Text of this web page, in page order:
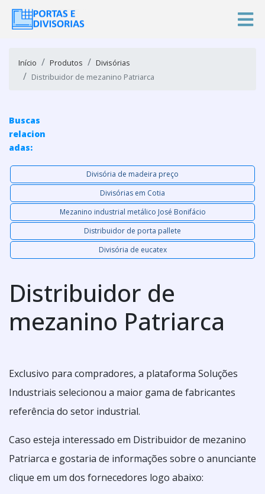
Início Produtos
Divisórias
Distribuidor de mezanino Patriarca
Buscas
relacion
adas:
Divisória de madeira preço
Divisórias em Cotia
Mezanino industrial metálico José Bonifácio
Distribuidor de porta pallete
Divisória de eucatex
Distribuidor de
mezanino Patriarca
Exclusivo para compradores, a plataforma Soluções
Industriais selecionou a maior gama de fabricantes
referência do setor industrial.
Caso esteja interessado em Distribuidor de mezanino
Patriarca e gostaria de informações sobre o anunciante
clique em um dos fornecedores logo abaixo: